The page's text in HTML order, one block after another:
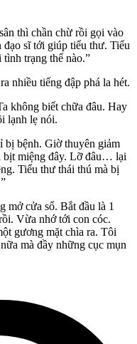
thì chần chừ rồi gọi vào
đạo sĩ tới giúp tiểu thư. Tiểu
trạng thế nào.”
nhiều tiếng đập phá la hét.
không biết chữa đâu. Hay
lạnh lẹ nói.
bị bệnh. Giờ thuyên giảm
miệng đây. Lỡ đâu… lại
Tiểu thư thái thú mà bị
mở cửa sổ. Bắt đầu là 1
Vừa nhớ tới con cóc.
gương mặt chìa ra. Tôi
mà đầy những cục mụn